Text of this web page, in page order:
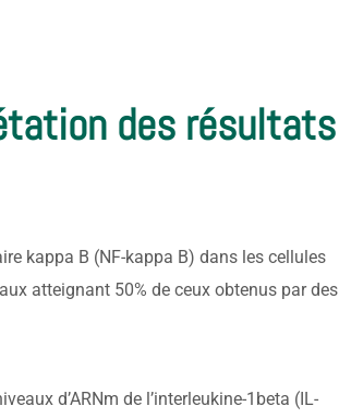
des résultats
kappa B (NF-kappa B) dans les cellules
atteignant 50% de ceux obtenus par des
d’ARNm de l’interleukine-1beta (IL-